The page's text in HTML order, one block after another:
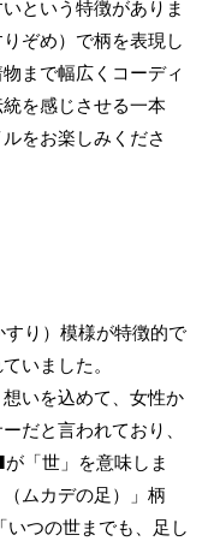
という特徴がありま
ぞめ）で柄を表現し
まで幅広くコーディ
を感じさせる一本
をお楽しみくださ
り）模様が特徴的で
いました。
いを込めて、女性か
だと言われており、
「世」を意味しま
ムカデの足）」柄
つの世までも、足し